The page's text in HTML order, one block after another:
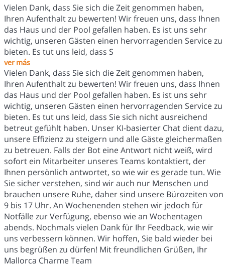
Vielen Dank, dass Sie sich die Zeit genommen haben,
Ihren Aufenthalt zu bewerten! Wir freuen uns, dass Ihnen
das Haus und der Pool gefallen haben. Es ist uns sehr
wichtig, unseren Gästen einen hervorragenden Service zu
bieten. Es tut uns leid, dass S
ver más
Vielen Dank, dass Sie sich die Zeit genommen haben,
Ihren Aufenthalt zu bewerten! Wir freuen uns, dass Ihnen
das Haus und der Pool gefallen haben. Es ist uns sehr
wichtig, unseren Gästen einen hervorragenden Service zu
bieten. Es tut uns leid, dass Sie sich nicht ausreichend
betreut gefühlt haben. Unser KI-basierter Chat dient dazu,
unsere Effizienz zu steigern und alle Gäste gleichermaßen
zu betreuen. Falls der Bot eine Antwort nicht weiß, wird
sofort ein Mitarbeiter unseres Teams kontaktiert, der
Ihnen persönlich antwortet, so wie wir es gerade tun. Wie
Sie sicher verstehen, sind wir auch nur Menschen und
brauchen unsere Ruhe, daher sind unsere Bürozeiten von
9 bis 17 Uhr. An Wochenenden stehen wir jedoch für
Notfälle zur Verfügung, ebenso wie an Wochentagen
abends. Nochmals vielen Dank für Ihr Feedback, wie wir
uns verbessern können. Wir hoffen, Sie bald wieder bei
uns begrüßen zu dürfen! Mit freundlichen Grüßen, Ihr
Mallorca Charme Team